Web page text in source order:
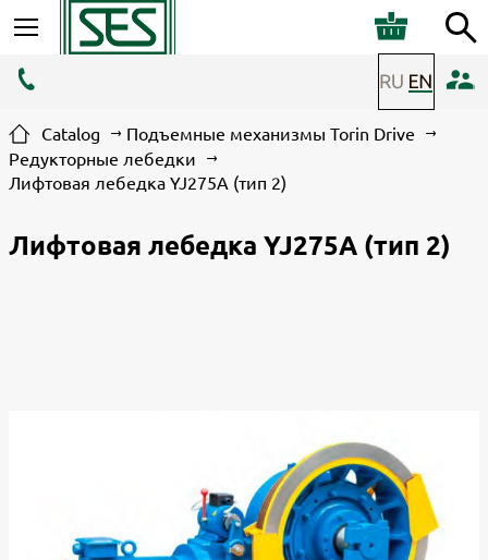
Catalog
Подъемные механизмы Torin Drive
Редукторные лебедки
Лифтовая лебедка YJ275A (тип 2)
Лифтовая лебедка YJ275A (тип 2)